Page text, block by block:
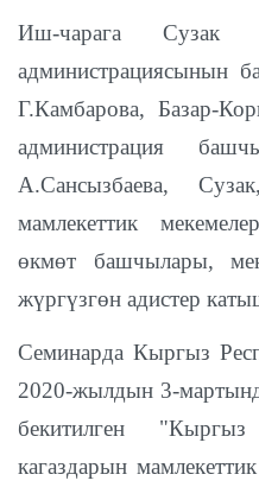
Иш-чарага Сузак
администрациясынын
Г.Камбарова, Базар-
администрация
А.Сансызбаева,
мамлекеттик
өкмөт башчылары,
жүргүзгөн адистер
Семинарда Кыргыз
2020-жылдын 3-
бекитилген
кагаздарын